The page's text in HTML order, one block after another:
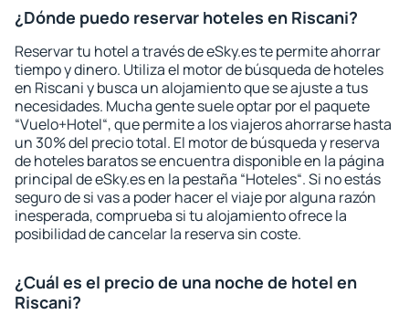
¿Dónde puedo reservar hoteles en Riscani?
Reservar tu hotel a través de eSky.es te permite ahorrar
tiempo y dinero. Utiliza el motor de búsqueda de hoteles
en Riscani y busca un alojamiento que se ajuste a tus
necesidades. Mucha gente suele optar por el paquete
“Vuelo+Hotel“, que permite a los viajeros ahorrarse hasta
un 30% del precio total. El motor de búsqueda y reserva
de hoteles baratos se encuentra disponible en la página
principal de eSky.es en la pestaña “Hoteles“. Si no estás
seguro de si vas a poder hacer el viaje por alguna razón
inesperada, comprueba si tu alojamiento ofrece la
posibilidad de cancelar la reserva sin coste.
¿Cuál es el precio de una noche de hotel en
Riscani?